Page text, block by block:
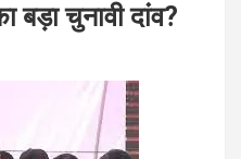
बड़ा चुनावी दांव?